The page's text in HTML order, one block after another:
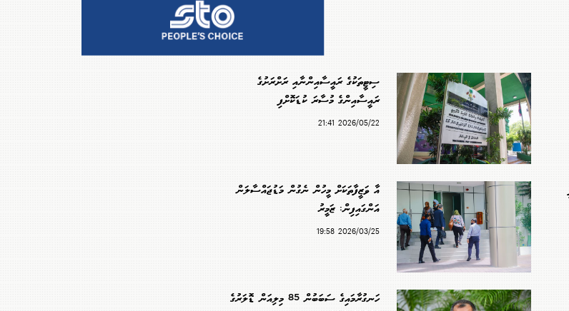
ސިޓީތަކުގެ ރައީސާއިންނާއި ރަށްރަށުގެ
ރައީސާއިންގެ މުސާރަ ކުޑަކޮށްފި
2026/05/22 21:41
އާ ވަޒީފާތަކަށް މީހުން ނެގުން މަޑުޖައްސާލަން
އަންގައިފިން: ޒަމީރު
2026/03/25 19:58
ހަނގުރާމައިގެ ސަބަބުން 85 މިލިއަން ޑޮލަރުގެ